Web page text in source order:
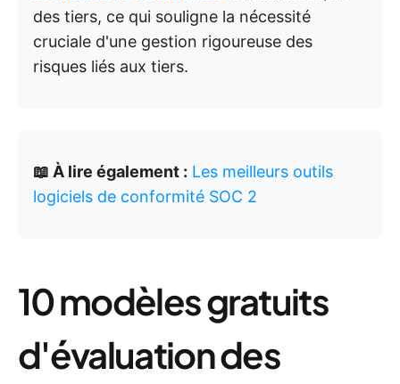
des tiers, ce qui souligne la nécessité
cruciale d'une gestion rigoureuse des
risques liés aux tiers.
📖 À lire également : Les meilleurs outils
logiciels de conformité SOC 2
10 modèles gratuits
d'évaluation des